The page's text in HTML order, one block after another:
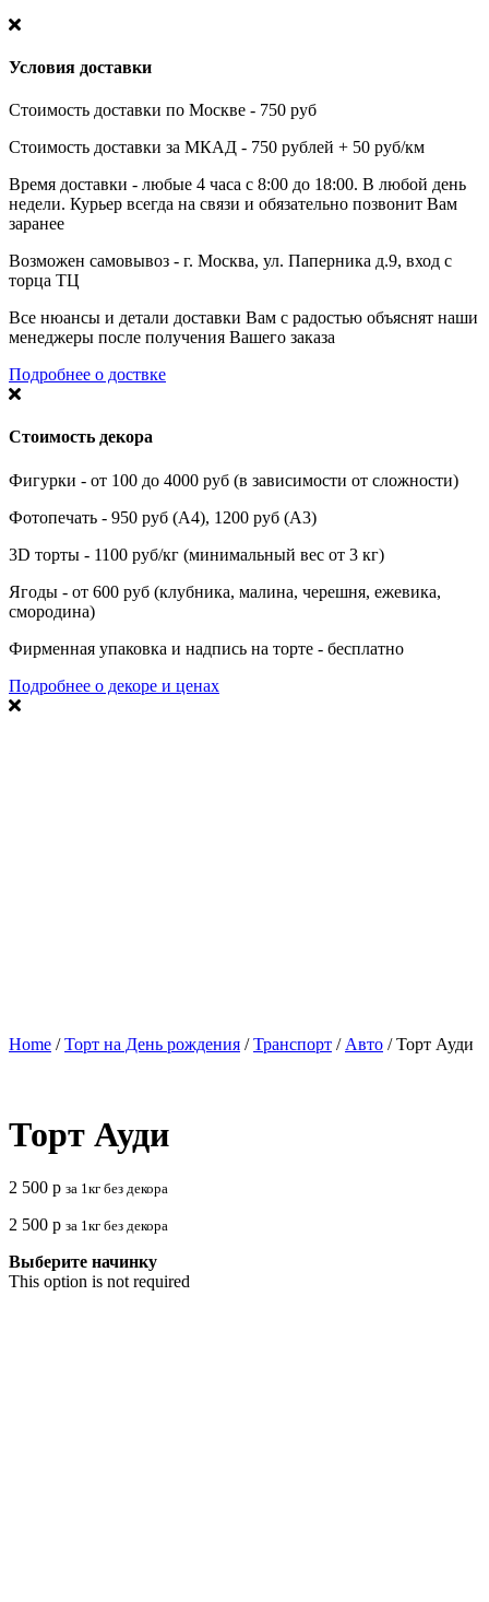
Условия доставки
Стоимость доставки по Москве - 750 руб
Стоимость доставки за МКАД - 750 рублей + 50 руб/км
Время доставки - любые 4 часа с 8:00 до 18:00. В любой день
недели. Курьер всегда на связи и обязательно позвонит Вам
заранее
Возможен самовывоз - г. Москва, ул. Паперника д.9, вход с
торца ТЦ
Все нюансы и детали доставки Вам с радостью объяснят наши
менеджеры после получения Вашего заказа
Подробнее о доствке
Стоимость декора
Фигурки - от 100 до 4000 руб (в зависимости от сложности)
Фотопечать - 950 руб (А4), 1200 руб (А3)
3D торты - 1100 руб/кг (минимальный вес от 3 кг)
Ягоды - от 600 руб (клубника, малина, черешня, ежевика,
смородина)
Фирменная упаковка и надпись на торте - бесплатно
Подробнее о декоре и ценах
Home /Торт на День рождения /Транспорт / Авто / Торт Ауди
Торт Ауди
2 500 р за 1кг без декора
2 500 р за 1кг без декора
Выберите начинку
This option is not required